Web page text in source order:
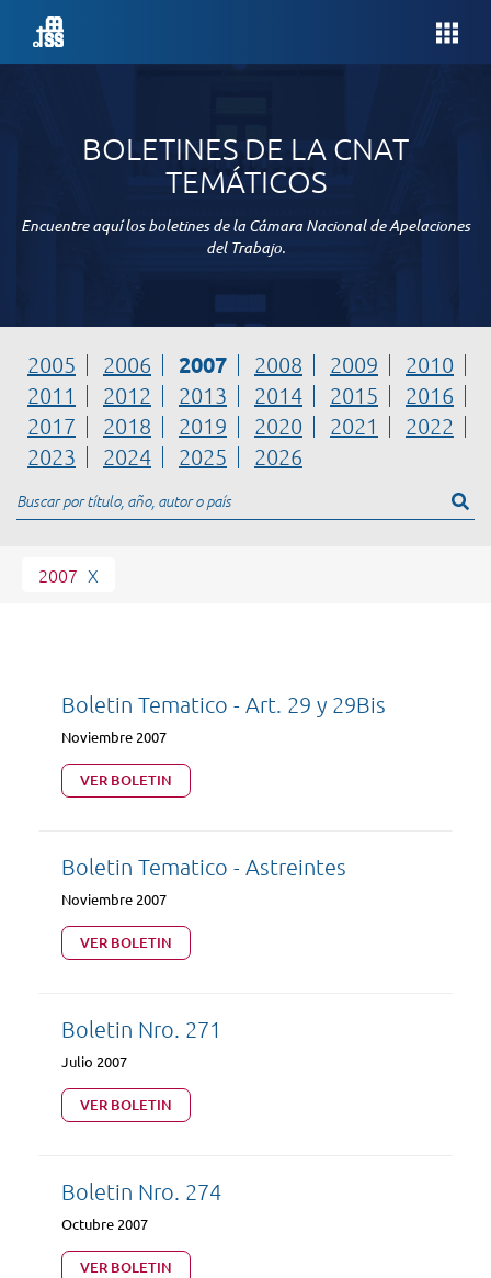
BOLETINES DE LA CNAT
TEMÁTICOS
Encuentre aquí los boletines de la Cámara Nacional de Apelaciones
del Trabajo.
2005 2006 2007 2008 2009
2010
2011
2012 2013 2014 2015
2016
2017
2018 2019 2020 2021
2022
2023
2024 2025 2026
2007 X
Boletin Tematico - Art. 29 y 29Bis
Noviembre 2007
VER BOLETIN
Boletin Tematico - Astreintes
Noviembre 2007
VER BOLETIN
Boletin Nro. 271
Julio 2007
VER BOLETIN
Boletin Nro. 274
Octubre 2007
VER BOLETIN